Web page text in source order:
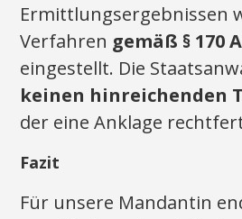
Ermittlungsergebnissen
Verfahren gemäß § 170
eingestellt. Die
keinen hinreichenden
der eine Anklage
Fazit
Für unsere Mandantin